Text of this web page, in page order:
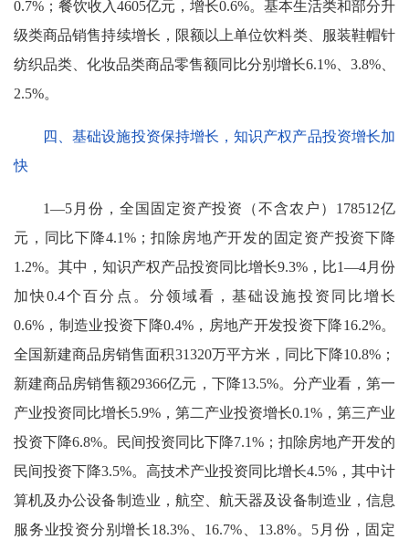
0.7%；餐饮收入4605亿元，增长0.6%。基本生活类和部分升
级类商品销售持续增长，限额以上单位饮料类、服装鞋帽针
纺织品类、化妆品类商品零售额同比分别增长6.1%、3.8%、
2.5%。
四、基础设施投资保持增长，知识产权产品投资增长加
快
1—5月份，全国固定资产投资（不含农户）178512亿
元，同比下降4.1%；扣除房地产开发的固定资产投资下降
1.2%。其中，知识产权产品投资同比增长9.3%，比1—4月份
加快0.4个百分点。分领域看，基础设施投资同比增长
0.6%，制造业投资下降0.4%，房地产开发投资下降16.2%。
全国新建商品房销售面积31320万平方米，同比下降10.8%；
新建商品房销售额29366亿元，下降13.5%。分产业看，第一
产业投资同比增长5.9%，第二产业投资增长0.1%，第三产业
投资下降6.8%。民间投资同比下降7.1%；扣除房地产开发的
民间投资下降3.5%。高技术产业投资同比增长4.5%，其中计
算机及办公设备制造业，航空、航天器及设备制造业，信息
服务业投资分别增长18.3%、16.7%、13.8%。5月份，固定